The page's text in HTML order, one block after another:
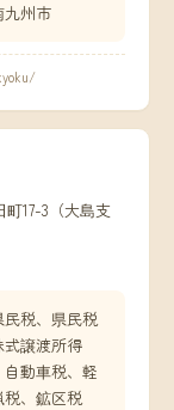
九州市
17-3（大島支
税、県民税
譲渡所得
動車税、軽
、鉱区税